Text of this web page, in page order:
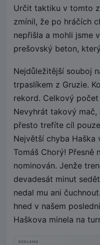
Určit taktiku v tomto
zmínil, že po hráčích
nepřišla a mohli jsme
prešovský beton,
Nejdůležitější souboj
trpaslíkem z Gruzie.
rekord. Celkový
Nevyhrát takový
přesto trefíte cíl
Největší chyba Haška
Tomáš Chorý! Přesně
nominován. Jenže
devadesát minut
nedal mu ani
hned v našem
Haškova minela na
REKLAMA